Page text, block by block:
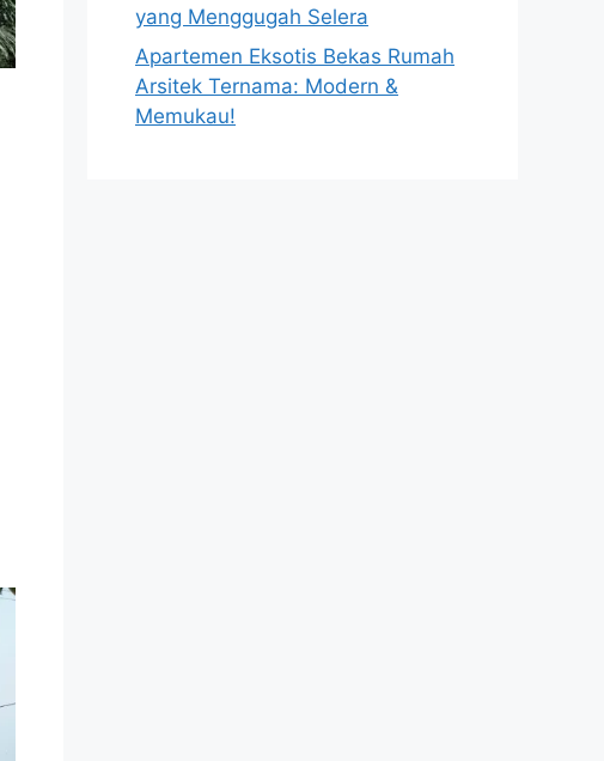
yang Menggugah Selera
Apartemen Eksotis Bekas Rumah
Arsitek Ternama: Modern &
Memukau!